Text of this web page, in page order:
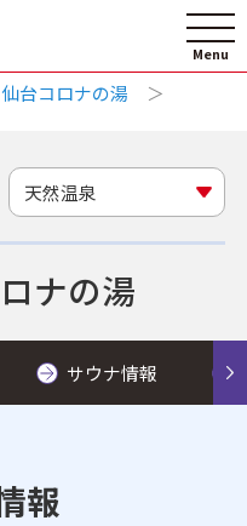
台コロナの湯
ナの湯
天然温泉
サウナ情報
報